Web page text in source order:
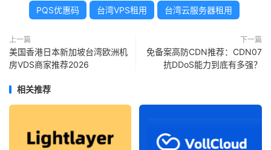
PQS优惠码 台湾VPS租用 台湾云服务器租用
上一篇
美国香港日本新加坡台湾欧洲机
房VDS商家推荐2026
下一篇
免备案高防CDN推荐：CDN07
抗DDoS能力到底有多强？
相关推荐